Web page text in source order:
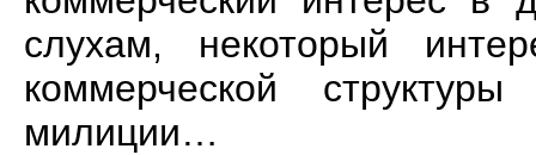
слухам, некоторый
коммерческой
милиции…